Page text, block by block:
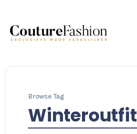
Browse Tag
Winteroutfit